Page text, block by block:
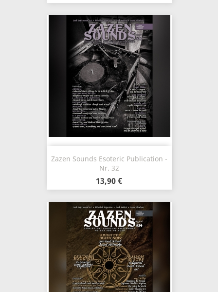
Zazen Sounds Esoteric Publication -
Nr. 32
13,90 €